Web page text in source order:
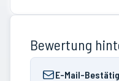
Bewertung
E-Mail-